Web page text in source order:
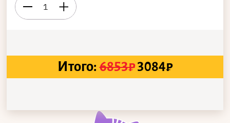
1
Итого: 6853₽3084₽